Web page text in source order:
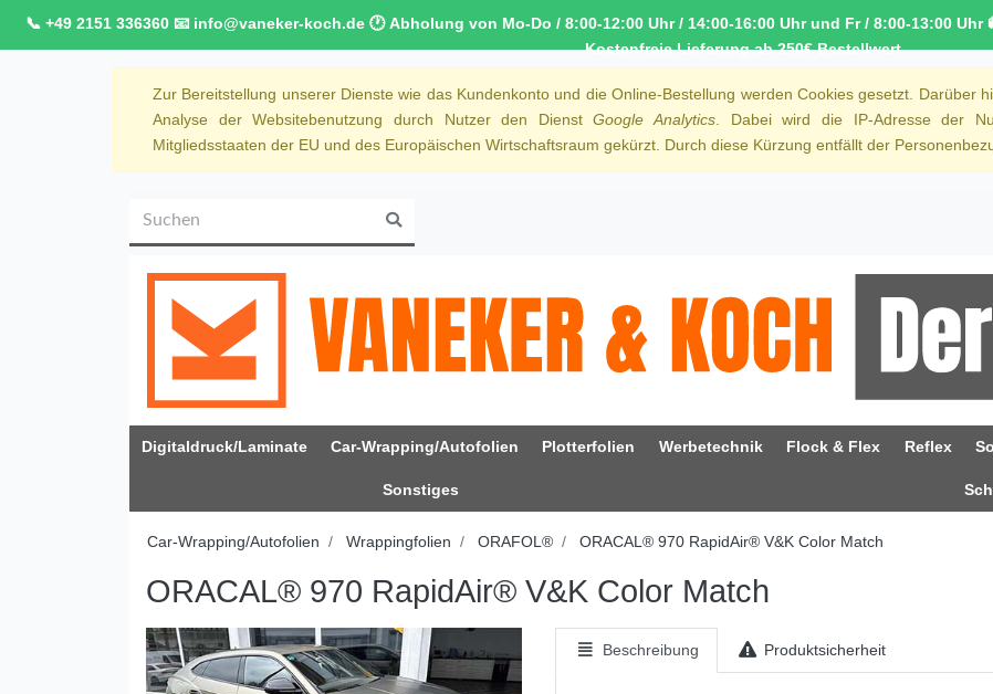
📞 +49 2151 336360 📧 info@vaneker-koch.de 🕐 Abholung von Mo-Do / 8:00-12:00 Uhr / 14:00-16:00 Uhr und Fr / 8:00-13:00
Kostenfreie Lieferung ab 250€ Bestellwert
Zur Bereitstellung unserer Dienste wie das Kundenkonto und die Online-Bestellung werden Cookies gesetzt. Darüber
Analyse der Websitebenutzung durch Nutzer den DienstGoogle Analytics . Dabei wird die IP-Adresse der
Mitgliedsstaaten der EU und des Europäischen Wirtschaftsraum gekürzt. Durch diese Kürzung entfällt der
Digitaldruck/Laminate Car-Wrapping/Autofolien Plotterfolien Werbetechnik Flock & Flex Reflex
Sonstiges
Car-Wrapping/Autofolien Wrappingfolien ORAFOL® ORACAL® 970 RapidAir® V&K Color Match
ORACAL® 970 RapidAir® V&K Color Match
Beschreibung Produktsicherheit